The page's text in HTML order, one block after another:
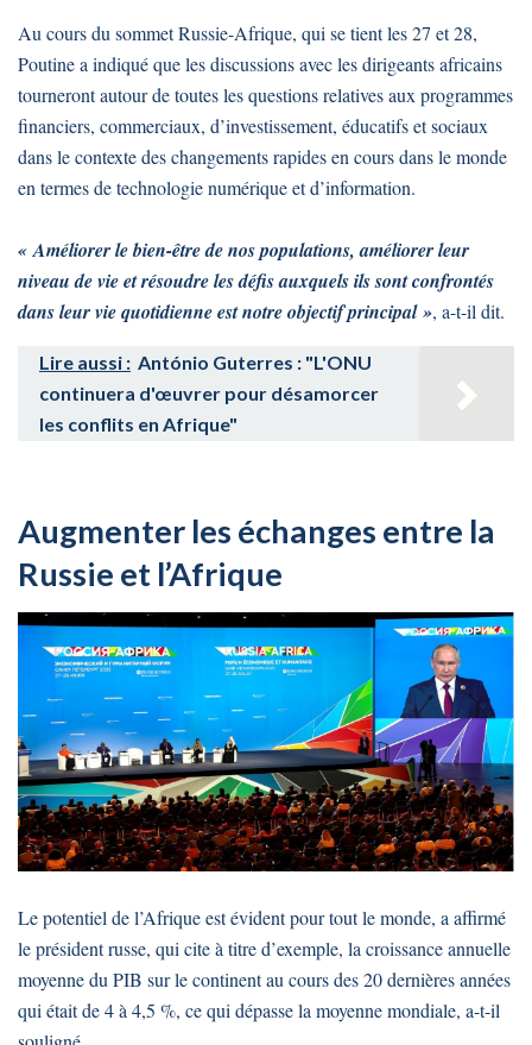
Au cours du sommet Russie-Afrique, qui se tient les 27 et 28,
Poutine a indiqué que les discussions avec les dirigeants africains
tourneront autour de toutes les questions relatives aux programmes
financiers, commerciaux, d’investissement, éducatifs et sociaux
dans le contexte des changements rapides en cours dans le monde
en termes de technologie numérique et d’information.
« Améliorer le bien-être de nos populations, améliorer leur
niveau de vie et résoudre les défis auxquels ils sont confrontés
dans leur vie quotidienne est notre objectif principal », a-t-il dit.
Lire aussi : António Guterres : "L'ONU
continuera d'œuvrer pour désamorcer
les conflits en Afrique"
Augmenter les échanges entre la
Russie et l’Afrique
Le potentiel de l’Afrique est évident pour tout le monde, a affirmé
le président russe, qui cite à titre d’exemple, la croissance annuelle
moyenne du PIB sur le continent au cours des 20 dernières années
qui était de 4 à 4,5 %, ce qui dépasse la moyenne mondiale, a-t-il